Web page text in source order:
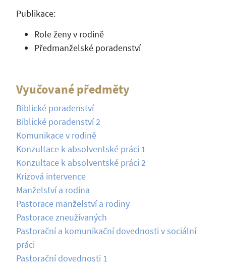
Publikace:
Role ženy v rodině
Předmanželské poradenství
Vyučované předměty
Biblické poradenství
Biblické poradenství 2
Komunikace v rodině
Konzultace k absolventské práci 1
Konzultace k absolventské práci 2
Krizová intervence
Manželství a rodina
Pastorace manželství a rodiny
Pastorace zneužívaných
Pastorační a komunikační dovednosti v sociální
práci
Pastorační dovednosti 1